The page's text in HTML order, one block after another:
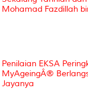
Mohamad Fazdillah
Penilaian EKSA
MyAgeingÂ®
Jayanya